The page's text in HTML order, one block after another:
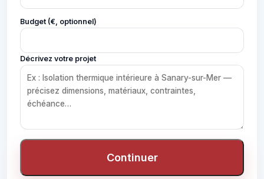
Budget (€, optionnel)
Décrivez votre projet
Continuer